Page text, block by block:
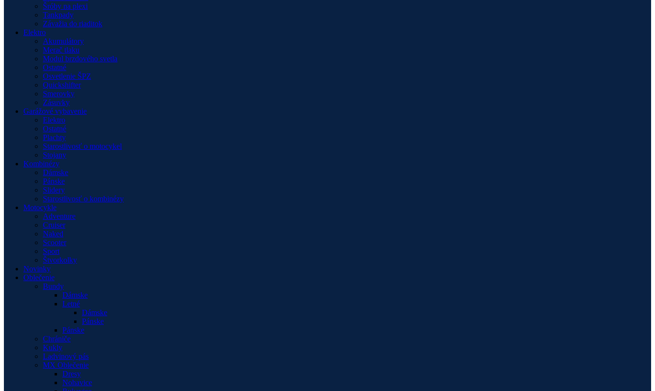
Šróby na plexi
Tankpady
Závažia do riaditok
Elektro
Akumulátory
Merač tlaku
Modul brzdového svetla
Ostatné
Osvetlenie ŠPZ
Quickshifter
Smerovky
Zásuvky
Garážové vybavenie
Elektro
Ostatné
Plachty
Starostlivosť o motocykel
Stojany
Kombinézy
Dámske
Pánske
Slidery
Starostlivosť o kombinézy
Motocykle
Adventure
Cruiser
Naked
Scooter
Sport
Štvorkolky
Novinky
Oblečenie
Bundy
Dámske
Letné
Dámske
Pánske
Pánske
Chrániče
Kukly
Ladvinový pás
MX Oblečenie
Dresy
Nohavice